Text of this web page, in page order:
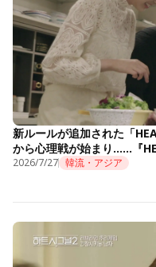
新ルールが追加された「
から心理戦が始まり……『
2026/7/27 韓流・アジア